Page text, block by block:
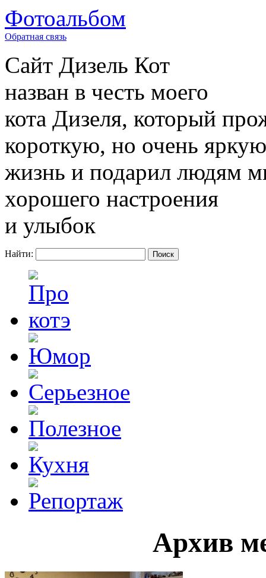
Фотоальбом
Обратная связь
Сайт Дизель Кот
назван в честь моего
кота Дизеля, который
короткую, но очень яркую
жизнь и подарил людям
хорошего настроения
и улыбок
Найти:
Архив